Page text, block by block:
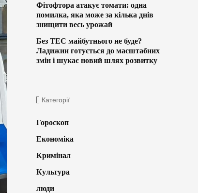
Фітофтора атакує томати: одна
помилка, яка може за кілька днів
знищити весь урожай
Без ТЕС майбутнього не буде?
Ладижин готується до масштабних
змін і шукає новий шлях розвитку
Категорії
Гороскоп
Економіка
Кримінал
Культура
люди